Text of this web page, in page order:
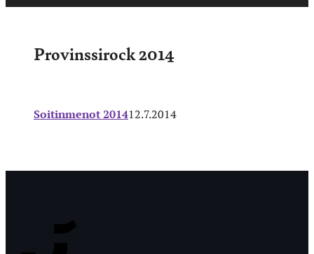
Provinssirock 2014
Soitinmenot 201412.7.2014